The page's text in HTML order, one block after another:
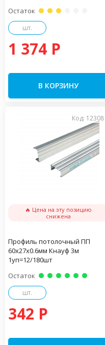
Остаток
шт.
1 374 P
В КОРЗИНУ
Код: 12308
🔥 Цена на эту позицию
снижена
Профиль потолочный ПП
60х27х0.6мм Кнауф 3м
1уп=12/180шт
Остаток
шт.
342 P